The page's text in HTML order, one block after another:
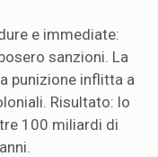
e immediate:
sanzioni. La
punizione inflitta a
Risultato: lo
100 miliardi di